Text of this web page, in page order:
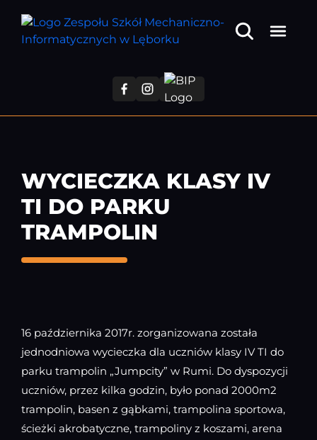
treści
WYCIECZKA KLASY IV
TI DO PARKU
TRAMPOLIN
16 października 2017r. zorganizowana została
jednodniowa wycieczka dla uczniów klasy IV TI do
parku trampolin „Jumpcity” w Rumi. Do dyspozycji
uczniów, przez kilka godzin, było ponad 2000m2
trampolin, basen z gąbkami, trampolina sportowa,
ścieżki akrobatyczne, trampoliny z koszami, arena